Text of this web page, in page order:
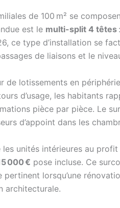
de 100 m² se
est le multi-split 4 têtes
ce type d’installation se
de liaisons et le
de lotissements en
d’usage, les habitants
pièce par pièce. Le
d’appoint dans les
unités intérieures au
000 € pose incluse. Ce
lorsqu’une
architecturale.